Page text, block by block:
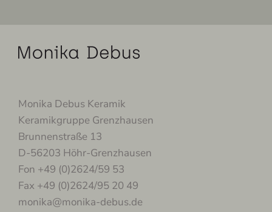
Monika Debus Keramik
Keramikgruppe Grenzhausen
Brunnenstraße 13
D-56203 Höhr-Grenzhausen
Fon +49 (0)2624/59 53
Fax +49 (0)2624/95 20 49
monika@monika-debus.de